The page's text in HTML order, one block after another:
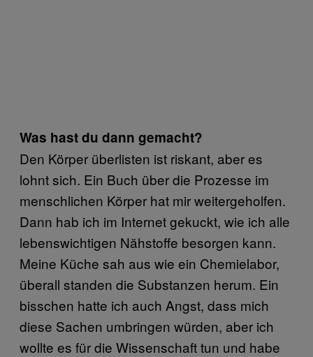
Was hast du dann gemacht?
Den Körper überlisten ist riskant, aber es
lohnt sich. Ein Buch über die Prozesse im
menschlichen Körper hat mir weitergeholfen.
Dann hab ich im Internet gekuckt, wie ich alle
lebenswichtigen Nähstoffe besorgen kann.
Meine Küche sah aus wie ein Chemielabor,
überall standen die Substanzen herum. Ein
bisschen hatte ich auch Angst, dass mich
diese Sachen umbringen würden, aber ich
wollte es für die Wissenschaft tun und habe